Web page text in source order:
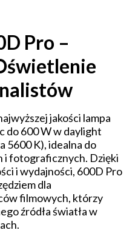
Pro –
jakości lampa
do 600 W w daylight
5600 K), idealna do
i fotograficznych. Dzięki
i wydajności, 600D Pro
dla
filmowych, którzy
źródła światła w